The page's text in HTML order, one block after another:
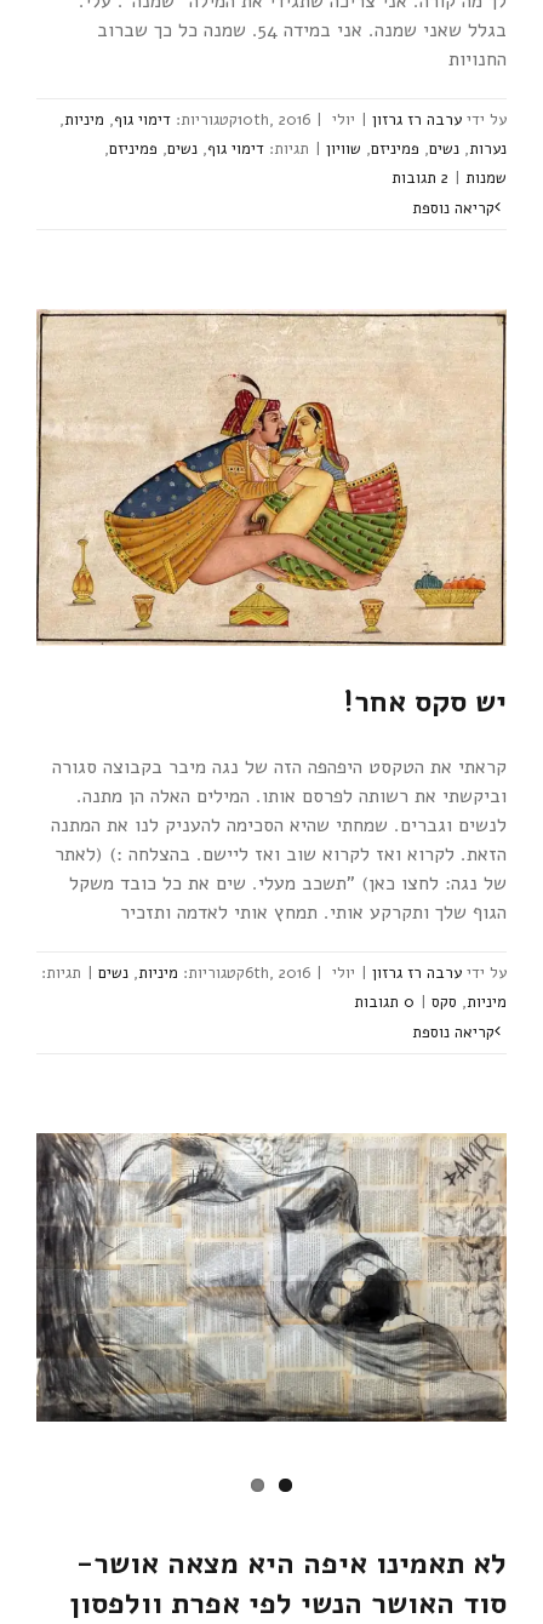
בגלל שאני שמנה. אני במידה 54. שמנה כל כך שברוב
החנויות
ערבה רז גרזון יולי 10th, 2016 דימוי גוף, מיניות,
נערות, נשים, פמיניזם, שוויון דימוי גוף, נשים, פמיניזם,
שמנות
2 ‎תגובות
יש סקס אחר!
קראתי את הטקסט היפהפה הזה של נגה מיבר בקבוצה סגורה
וביקשתי את רשותה לפרסם אותו. המילים האלה הן מתנה.
לנשים וגברים. שמחתי שהיא הסכימה להעניק לנו את המתנה
הזאת. לקרוא ואז לקרוא שוב ואז ליישם. בהצלחה :) (לאתר
של נגה: לחצו כאן) "תשכב מעלי. שים את כל כובד משקל
הגוף שלך ותקרקע אותי. תמחץ אותי לאדמה ותזכיר
ערבה רז גרזון | יולי 6th, 2016 | מיניות, נשים |
מיניות, סקס | ‎0 תגובות
לא תאמינו איפה היא מצאה אושר-
סוד האושר הנשי לפי אפרת וולפסון